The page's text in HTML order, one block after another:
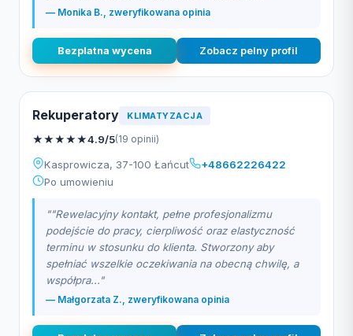
— Monika B., zweryfikowana opinia
Bezplatna wycena Zobacz pelny profil
Rekuperatory KLIMATYZACJA
★★★★★4.9/5(19 opinii)
Kasprowicza, 37-100 Łańcut
+48662226422
Po umowieniu
""Rewelacyjny kontakt, pełne profesjonalizmu
podejście do pracy, cierpliwość oraz elastyczność
terminu w stosunku do klienta. Stworzony aby
spełniać wszelkie oczekiwania na obecną chwilę, a
współpra..."
— Małgorzata Z., zweryfikowana opinia